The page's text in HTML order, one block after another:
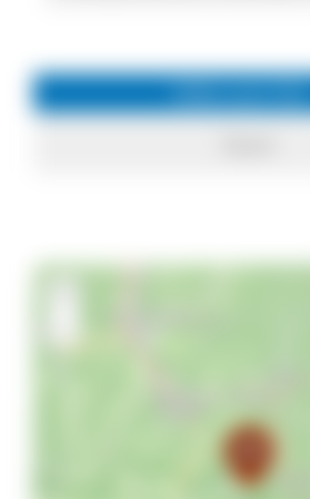
Infos zum Ort